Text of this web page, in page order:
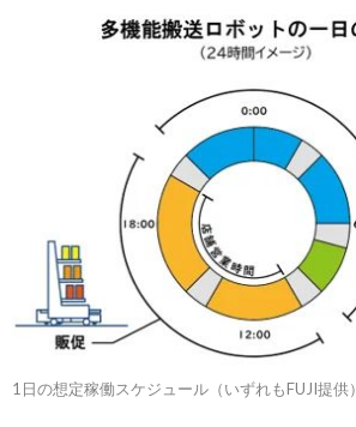
1日の想定稼働スケジュール（いずれもFUJI提供）